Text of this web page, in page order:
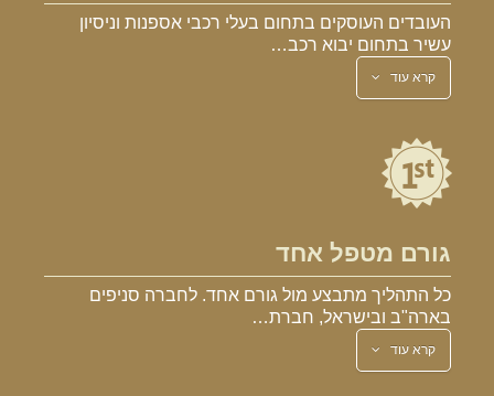
העובדים העוסקים בתחום בעלי רכבי אספנות וניסיון
עשיר בתחום יבוא רכב…
קרא עוד
גורם מטפל אחד
כל התהליך מתבצע מול גורם אחד. לחברה סניפים
בארה"ב ובישראל, חברת…
קרא עוד